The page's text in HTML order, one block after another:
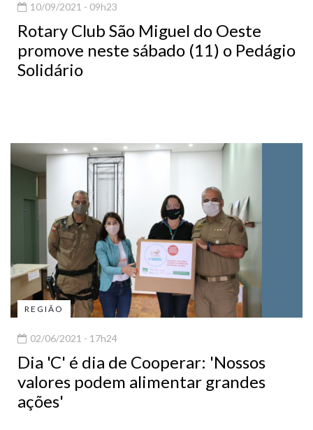
10/09/2021 - 09h23
Rotary Club São Miguel do Oeste
promove neste sábado (11) o Pedágio
Solidário
REGIÃO
02/06/2021 - 17h24
Dia 'C' é dia de Cooperar: 'Nossos
valores podem alimentar grandes
ações'